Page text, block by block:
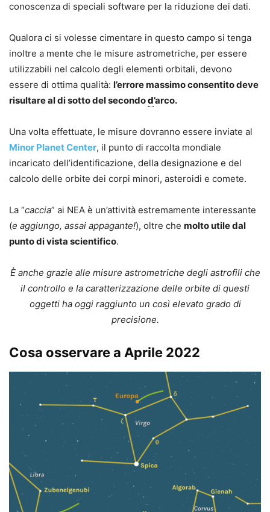
conoscenza di speciali software per la riduzione dei dati.
Qualora ci si volesse cimentare in questo campo si tenga
inoltre a mente che le misure astrometriche, per essere
utilizzabili nel calcolo degli elementi orbitali, devono
essere di ottima qualità: l’errore massimo consentito deve
risultare al di sotto del secondod’arco.
Una volta effettuate, le misure dovranno essere inviate al
Minor Planet Center, il punto di raccolta mondiale
incaricato dell’identificazione, della designazione e del
calcolo delle orbite dei corpi minori, asteroidi e comete.
La “caccia” ai NEA è un’attività estremamente interessante
(e aggiungo, assai appagante!), oltre che molto utile dal
punto di vista scientifico.
È anche grazie alle misure astrometriche degli astrofili che
il controllo e la caratterizzazione delle orbite di questi
oggetti ha oggi raggiunto un così elevato grado di
precisione.
Cosa osservare a Aprile 2022